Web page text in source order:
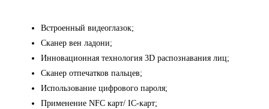
Встроенный видеоглазок;
Сканер вен ладони;
Инновационная технология 3D распознавания лиц;
Сканер отпечатков пальцев;
Использование цифрового пароля;
Применение NFC карт/ IC-карт;